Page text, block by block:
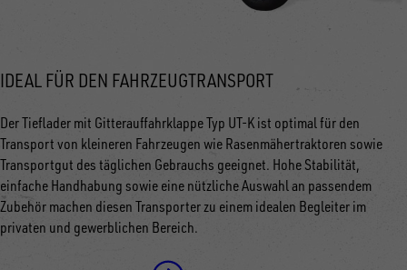
IDEAL FÜR DEN FAHRZEUGTRANSPORT
Der Tieflader mit Gitterauffahrklappe Typ UT-K ist optimal für den
Transport von kleineren Fahrzeugen wie Rasenmähertraktoren sowie
Transportgut des täglichen Gebrauchs geeignet. Hohe Stabilität,
einfache Handhabung sowie eine nützliche Auswahl an passendem
Zubehör machen diesen Transporter zu einem idealen Begleiter im
privaten und gewerblichen Bereich.